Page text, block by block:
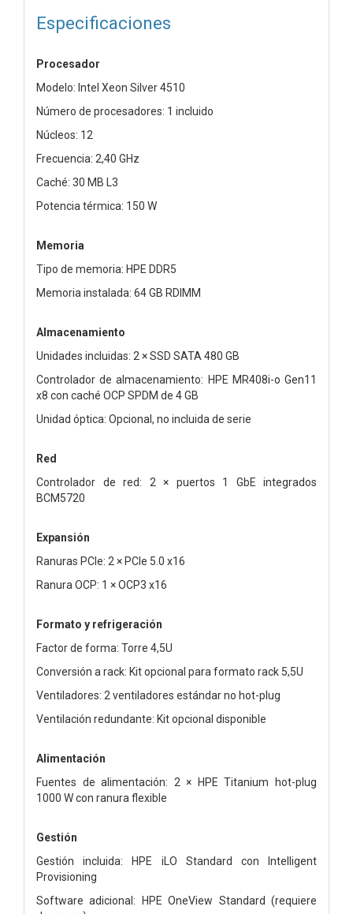
Especificaciones
Procesador
Modelo: Intel Xeon Silver 4510
Número de procesadores: 1 incluido
Núcleos: 12
Frecuencia: 2,40 GHz
Caché: 30 MB L3
Potencia térmica: 150 W
Memoria
Tipo de memoria: HPE DDR5
Memoria instalada: 64 GB RDIMM
Almacenamiento
Unidades incluidas: 2 × SSD SATA 480 GB
Controlador de almacenamiento: HPE MR408i-o Gen11
x8 con caché OCP SPDM de 4 GB
Unidad óptica: Opcional, no incluida de serie
Red
Controlador de red: 2 × puertos 1 GbE integrados
BCM5720
Expansión
Ranuras PCIe: 2 × PCIe 5.0 x16
Ranura OCP: 1 × OCP3 x16
Formato y refrigeración
Factor de forma: Torre 4,5U
Conversión a rack: Kit opcional para formato rack 5,5U
Ventiladores: 2 ventiladores estándar no hot-plug
Ventilación redundante: Kit opcional disponible
Alimentación
Fuentes de alimentación: 2 × HPE Titanium hot-plug
1000 W con ranura flexible
Gestión
Gestión incluida: HPE iLO Standard con Intelligent
Provisioning
Software adicional: HPE OneView Standard (requiere